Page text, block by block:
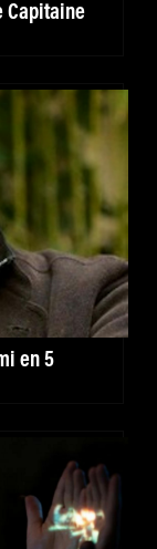
Capitaine
en 5